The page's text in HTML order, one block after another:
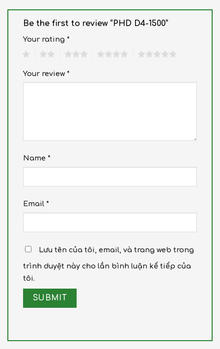
Be the first to review “PHD D4-1500”
Your rating *
Your review *
Name *
Email *
Lưu tên của tôi, email, và trang web trong
trình duyệt này cho lần bình luận kế tiếp của
tôi.